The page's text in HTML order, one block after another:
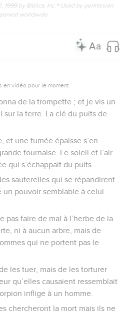
1999 by Biblica, Inc.® Used by permission.
worldwide.
vidéo pour le moment.
de la trompette ; et je vis un
sur la terre. La clé du puits de
et une fumée épaisse s’en
fournaise. Le soleil et l’air
qui s’échappait du puits.
sauterelles qui se répandirent
un pouvoir semblable à celui
pas faire de mal à l’herbe de la
ni à aucun arbre, mais de
qui ne portent pas le
les tuer, mais de les torturer
qu’elles causaient ressemblait
inflige à un homme.
chercheront la mort mais ils ne